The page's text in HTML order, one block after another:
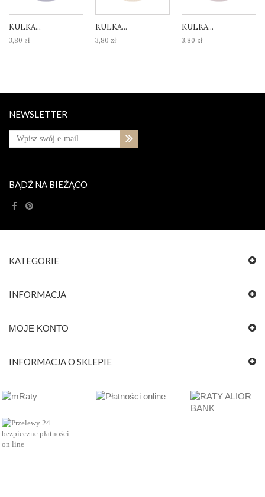
KULKA...
3,80 zł
KULKA...
3,80 zł
KULKA...
3,80 zł
NEWSLETTER
BĄDŹ NA BIEŻĄCO
KATEGORIE
INFORMACJA
MOJE KONTO
INFORMACJA O SKLEPIE